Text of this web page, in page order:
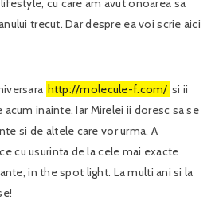
cu care am avut onoarea sa
trecut. Dar despre ea voi scrie aici
http://molecule-f.com/ si ii
inainte. Iar Mirelei ii doresc sa se
si de altele care vor urma. A
cu usurinta de la cele mai exacte
in the spot light. La multi ani si la